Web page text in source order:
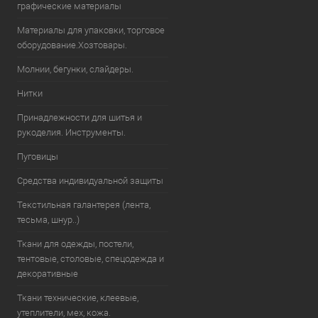
графические материалы
Материалы для упаковки, торговое
оборудование.Хозтовары.
Молнии, бегунки, слайдеры.
Нитки
Принадлежности для шитья и
рукоделия. Инструменты.
Пуговицы
Средства индивидуальной защиты
Текстильная галантерея (лента,
тесьма, шнур..)
Ткани для одежды, постели,
тентовые, столовые, спецодежда и
декоративные
Ткани технические, клеевые,
утеплители, мех, кожа.